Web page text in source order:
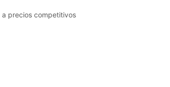
a precios competitivos